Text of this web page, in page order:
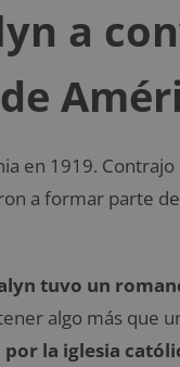
a
en 1919.
a formar parte
tuvo un
algo más que
la iglesia